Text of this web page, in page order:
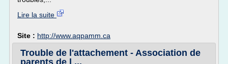
Lire la suite
Site : http://www.aqpamm.ca
Trouble de l'attachement - Association de
parents de l ...